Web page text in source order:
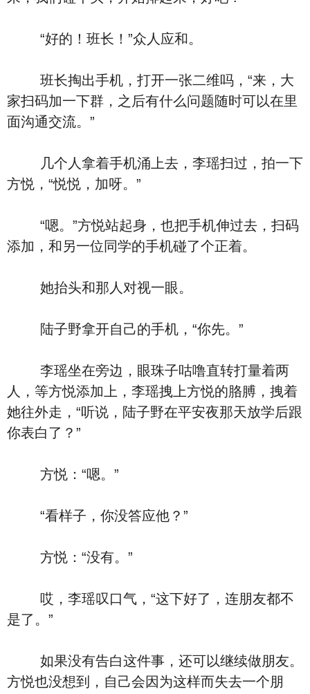
“好的！班长！”众人应和。
班长掏出手机，打开一张二维吗，“来，大
家扫码加一下群，之后有什么问题随时可以在里
面沟通交流。”
几个人拿着手机涌上去，李瑶扫过，拍一下
方悦，“悦悦，加呀。”
“嗯。”方悦站起身，也把手机伸过去，扫码
添加，和另一位同学的手机碰了个正着。
她抬头和那人对视一眼。
陆子野拿开自己的手机，“你先。”
李瑶坐在旁边，眼珠子咕噜直转打量着两
人，等方悦添加上，李瑶拽上方悦的胳膊，拽着
她往外走，“听说，陆子野在平安夜那天放学后跟
你表白了？”
方悦：“嗯。”
“看样子，你没答应他？”
方悦：“没有。”
哎，李瑶叹口气，“这下好了，连朋友都不
是了。”
如果没有告白这件事，还可以继续做朋友。
方悦也没想到，自己会因为这样而失去一个朋